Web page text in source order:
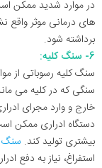
در موارد شدید ممکن
های درمانی موثر
برداشته شود.
6- سنگ کلیه:
سنگ کلیه رسوباتی از
سنگی که در کلیه می
خارج و وارد مجرای
دستگاه ادراری ممکن
بیشتری تولید کند. سنگ
استفراغ، نیاز به دفع